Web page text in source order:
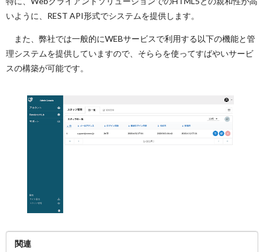
いように、REST API形式でシステムを提供します。
また、弊社では一般的にWEBサービスで利用する以下の機能と管
理システムを提供していますので、そららを使ってすばやいサービ
スの構築が可能です。
関連